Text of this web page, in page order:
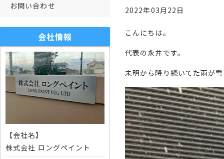
2022年03月22日
こんにちは。
代表の永井です。
未明から降り続いてた雨が
お問い合わせ
会社情報
【会社名】
株式会社 ロングペイント